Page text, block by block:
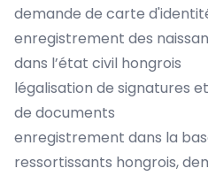
demande de carte
enregistrement des
dans l’état civil hongrois
légalisation de signatures
de documents
enregistrement dans la
ressortissants hongrois,